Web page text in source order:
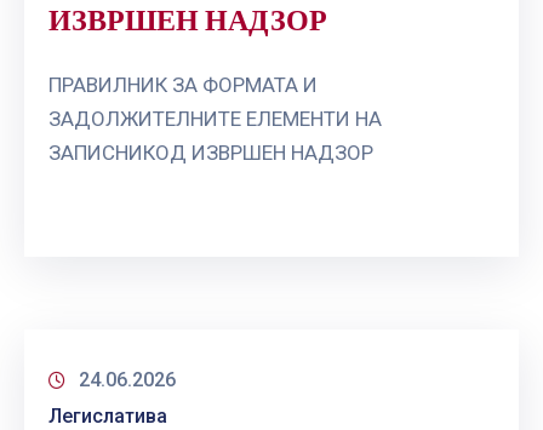
ИЗВРШЕН НАДЗОР
ПРАВИЛНИК ЗА ФОРМАТА И
ЗАДОЛЖИТЕЛНИТЕ ЕЛЕМЕНТИ НА
ЗАПИСНИКОД ИЗВРШЕН НАДЗОР
24.06.2026
Легислатива